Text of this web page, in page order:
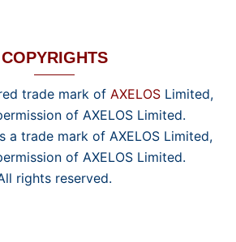
COPYRIGHTS
trade mark of AXELOSLimited,
of AXELOS Limited.
a trade mark of AXELOS Limited,
of AXELOS Limited.
rights reserved.